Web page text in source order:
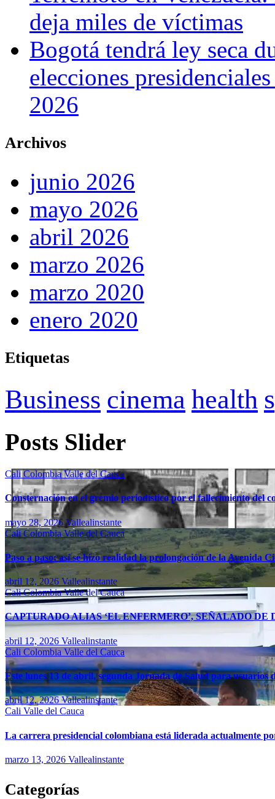
deja miles de víctimas
Bogotá tendrá ley seca
elecciones
2026
Archivos
junio 2026
mayo 2026
abril 2026
marzo 2026
marzo 2020
enero 2020
Etiquetas
Business cinema health
Posts Slider
CaliColombiaValle del Cauca
Consternación en el gremio periodístico por el fallecimiento del
mayo 28, 2026Vallealinstante
CaliColombiaValle del Cauca
Paso a paso: así se hizo realidad la prolongación de la Avenida
abril 12, 2026 Vallealinstante
CaliColombiaValle del Cauca
CAPTURADO ALIAS ‘EL ENFERMERO’, SEÑALADO DE
abril 12, 2026 Vallealinstante
Cali Colombia Valle del Cauca
Este lunes 13 de abril, segunda Jornada de Salud para usuarios
abril 12, 2026Vallealinstante
Cali Valle del Cauca
La carrera presidencial colombiana está liderada actualmente
marzo 13, 2026 Vallealinstante
Categorías